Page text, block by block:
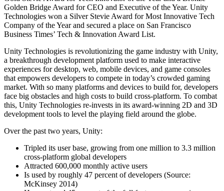
LiveOps
Perspectivas post-lanzamiento y operaciones de juego en vivo
Expande
Adquisición de usuarios
Hazte descubrir y adquiere usuarios móviles
Compras dentro de la aplicación
Gestionar las IAP dentro de la aplicación en tiendas físicas y en el
canal directo al consumidor (D2C).
Monetización
Conecta a los jugadores con los juegos adecuados
Publicitar con Unity
Monetizar con Unity
Casos de uso
Juegos móviles
Crea y expande éxitos móviles con Unity
Venta minorista
Transforma las experiencias en tienda en experiencias en línea
Industria automotriz
Impulsar la innovación y las experiencias en el automóvil
Ver todas las industrias
Información útil
Casos de estudio
Historias de éxito en el mundo real
Guías de mejores prácticas
Consejos y trucos de expertos
Demostraciones
Demostraciones, muestras y bloques de construcción
Todos los recursos
Novedades
Actualizaciones, información y consejos técnicos
Novedades
Noticias, historias y centro de prensa
Únete a desarrolladores, creadores e insiders
Premios Unity
Celebrando a los creadores de Unity en todo el mundo
Guías prácticas
Consejos prácticos y mejores prácticas
Educación
Para estudiantes
Impulsa tu carrera
Para docentes
Potencia tu enseñanza
Licencia gratuita para fines educativos
Lleva el poder de Unity a tu institución
Certificaciones
Demuestra tu dominio de Unity
Golden Bridge Award for CEO and Executive of the Year. Unity
Technologies won a Silver Stevie Award for Most Innovative Tech
Company of the Year and secured a place on San Francisco
Business Times’ Tech & Innovation Award List.
Unity Technologies is revolutionizing the game industry with Unity,
a breakthrough development platform used to make interactive
experiences for desktop, web, mobile devices, and game consoles
that empowers developers to compete in today’s crowded gaming
market. With so many platforms and devices to build for, developers
face big obstacles and high costs to build cross-platform. To combat
this, Unity Technologies re-invests in its award-winning 2D and 3D
development tools to level the playing field around the globe.
Over the past two years, Unity:
Tripled its user base, growing from one million to 3.3 million
cross-platform global developers
Attracted 600,000 monthly active users
Is used by roughly 47 percent of developers (Source:
McKinsey 2014)